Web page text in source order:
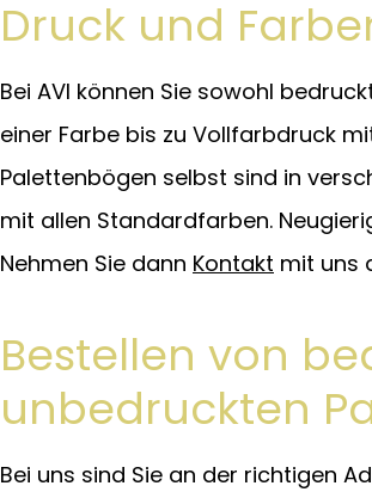
Druck und
Bei AVI können Sie sowohl
einer Farbe bis zu Vollfarbdruck
Palettenbögen selbst sind in
mit allen Standardfarben.
Nehmen Sie dann Kontakt mit uns
Bestellen von
unbedruckten
Bei uns sind Sie an der richtigen